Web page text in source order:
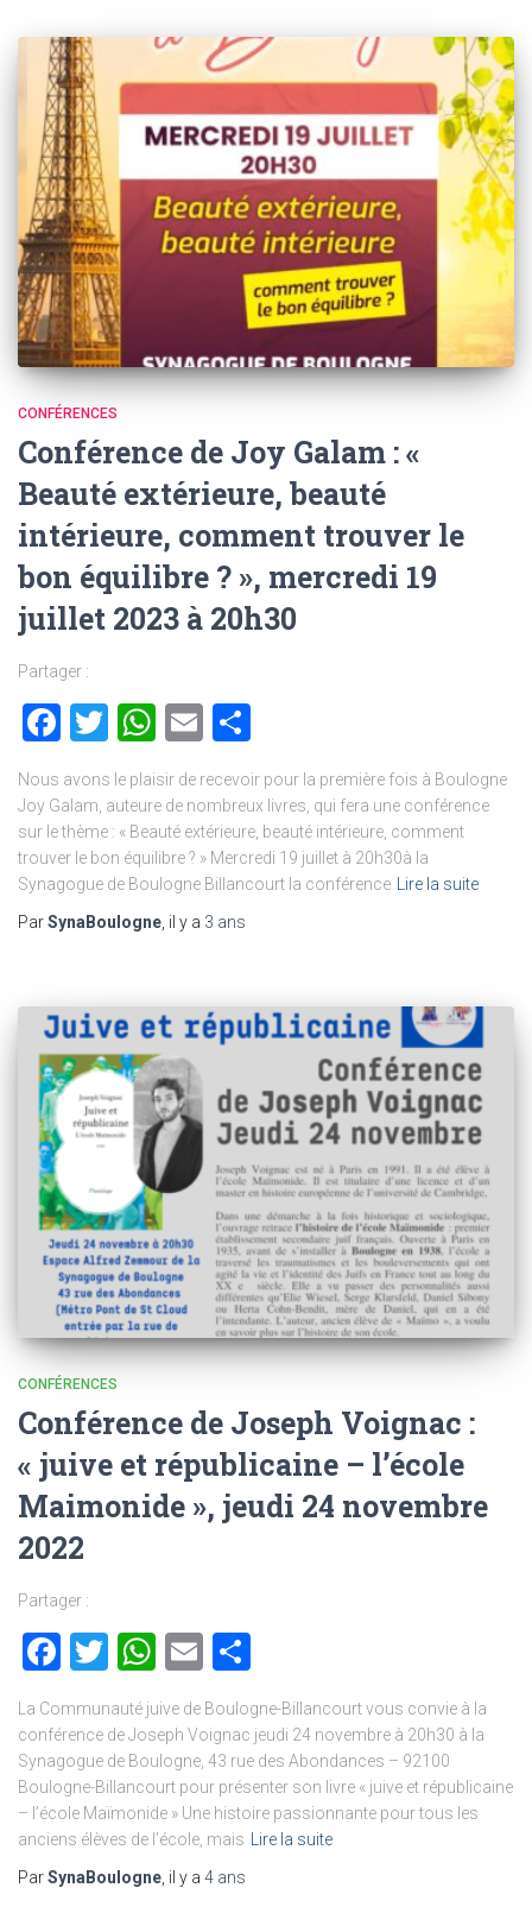
CONFÉRENCES
Conférence de Joy Galam : «
Beauté extérieure, beauté
intérieure, comment trouver le
bon équilibre ? », mercredi 19
juillet 2023 à 20h30
Partager :
Facebook
Twitter
WhatsApp
Email
Nous avons le plaisir de recevoir pour la première fois à Boulogne
Joy Galam, auteure de nombreux livres, qui fera une conférence
sur le thème : « Beauté extérieure, beauté intérieure, comment
trouver le bon équilibre ? » Mercredi 19 juillet à 20h30à la
Synagogue de Boulogne Billancourt la conférence Lire la suite
ParSynaBoulogne, il y a 3 ans
CONFÉRENCES
Conférence de Joseph Voignac :
« juive et républicaine – l’école
Maimonide », jeudi 24 novembre
2022
Partager :
Facebook
Twitter
WhatsApp
Email
La Communauté juive de Boulogne-Billancourt vous convie à la
conférence de Joseph Voignac jeudi 24 novembre à 20h30 à la
Synagogue de Boulogne, 43 rue des Abondances – 92100
Boulogne-Billancourt pour présenter son livre « juive et républicaine
– l’école Maïmonide » Une histoire passionnante pour tous les
anciens élèves de l’école, mais
Lire la suite
ParSynaBoulogne , il y a 4 ans